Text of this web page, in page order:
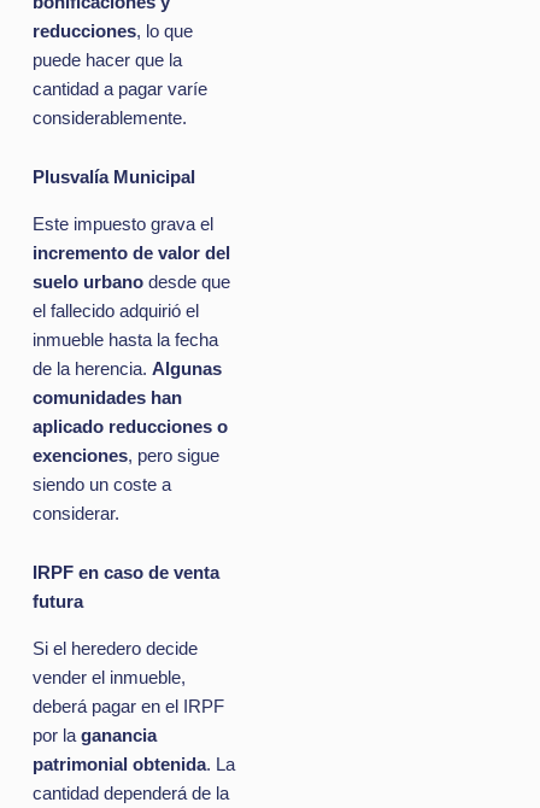
reducciones, lo que
puede hacer que la
cantidad a pagar varíe
considerablemente.
Plusvalía Municipal
Este impuesto grava el
incremento de valor del
suelo urbanodesde que
el fallecido adquirió el
inmueble hasta la fecha
de la herencia. Algunas
comunidades han
aplicado reducciones o
exenciones, pero sigue
siendo un coste a
considerar.
IRPF en caso de venta
futura
Si el heredero decide
vender el inmueble,
deberá pagar en el IRPF
por la ganancia
patrimonial obtenida. La
cantidad dependerá de la